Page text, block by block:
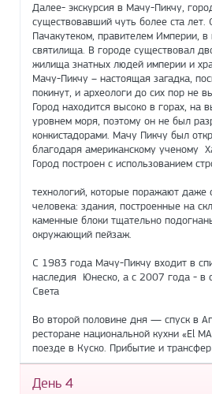
Далее- экскурсия в Мачу-Пикчу,
существовавший чуть более ста лет.
Пачакутеком, правителем Империи, в
святилища. В городе существовал
жилища знатных людей империи и
Мачу-Пикчу – настоящая загадка,
покинут, и археологи до сих пор не
Город находится высоко в горах, на
уровнем моря, поэтому он не был
конкистадорами. Мачу Пикчу был
благодаря американскому ученому
Город построен с использованием
технологий, которые поражают даже
человека: здания, построенные на
каменные блоки тщательно
окружающий пейзаж.
С 1983 года Мачу-Пикчу входит в
наследия Юнеско, а с 2007 года - в
Света
Во второй половине дня — спуск в
ресторане национальной кухни «El
поезде в Куско. Прибытие и трансфер
День 4